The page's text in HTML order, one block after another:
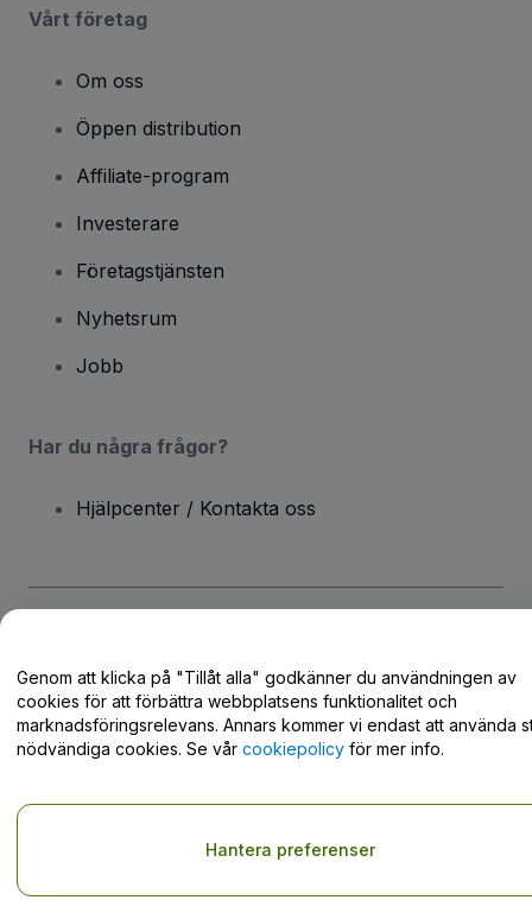
Vårt företag
Om oss
Öppen distribution
Affiliate-program
Investerare
Företagstjänsten
Nyhetsrum
Jobb
Har du några frågor?
Hjälpcenter / Kontakta oss
användarvillkoroch sekretesspolicyochcookiepolicyoch
mobilsekretesspolicy
Dela inte min personliga information/dina integritetsval
Genom att klicka på "Tillåt alla" godkänner du användningen av
cookies för att förbättra webbplatsens funktionalitet och
marknadsföringsrelevans. Annars kommer vi endast att använda
nödvändiga cookies. Se vår cookiepolicy för mer info.
Hantera preferenser